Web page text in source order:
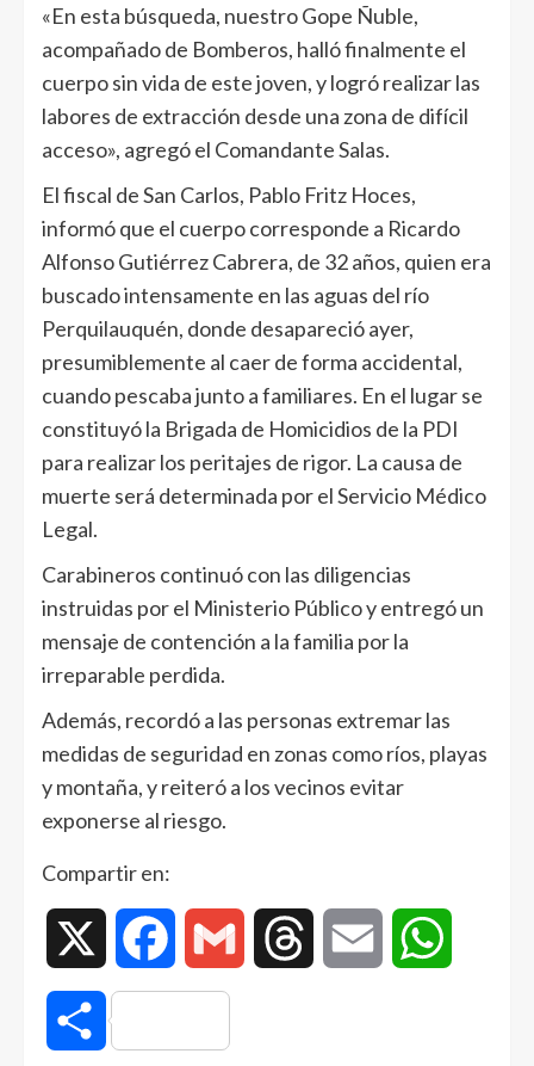
«En esta búsqueda, nuestro Gope Ñuble,
acompañado de Bomberos, halló finalmente el
cuerpo sin vida de este joven, y logró realizar las
labores de extracción desde una zona de difícil
acceso», agregó el Comandante Salas.
El fiscal de San Carlos, Pablo Fritz Hoces,
informó que el cuerpo corresponde a Ricardo
Alfonso Gutiérrez Cabrera, de 32 años, quien era
buscado intensamente en las aguas del río
Perquilauquén, donde desapareció ayer,
presumiblemente al caer de forma accidental,
cuando pescaba junto a familiares. En el lugar se
constituyó la Brigada de Homicidios de la PDI
para realizar los peritajes de rigor. La causa de
muerte será determinada por el Servicio Médico
Legal.
Carabineros continuó con las diligencias
instruidas por el Ministerio Público y entregó un
mensaje de contención a la familia por la
irreparable perdida.
Además, recordó a las personas extremar las
medidas de seguridad en zonas como ríos, playas
y montaña, y reiteró a los vecinos evitar
exponerse al riesgo.
Compartir en:
Facebook Gmail Threads Email
Compartir